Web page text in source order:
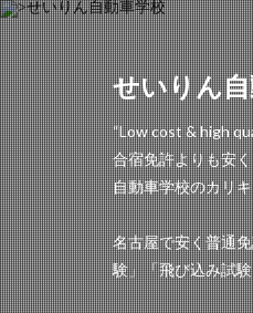
せいりん
“Low cost & high
合宿免許よりも安
自動車学校のカリ
名古屋で安く普通
験」「飛び込み試